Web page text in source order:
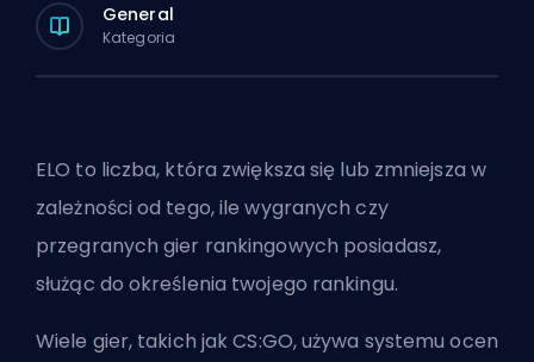
General
Kategoria
ELO to liczba, która zwiększa się lub zmniejsza w
zależności od tego, ile wygranych czy
przegranych gier rankingowych posiadasz,
służąc do określenia twojego rankingu.
Wiele gier, takich jakCS:GO, używa systemu ocen